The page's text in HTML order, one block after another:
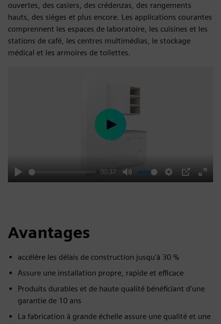
ouvertes, des casiers, des crédenzas, des rangements
hauts, des sièges et plus encore. Les applications courantes
comprennent les espaces de laboratoire, les cuisines et les
stations de café, les centres multimédias, le stockage
médical et les armoires de toilettes.
Play
00:37
Mute Settings
PIP
Enter
Play
Avantages
accélère les délais de construction jusqu'à 30 %
Assure une installation propre, rapide et efficace
Produits durables et de haute qualité bénéficiant d'une
garantie de 10 ans
La fabrication à grande échelle assure une qualité et une